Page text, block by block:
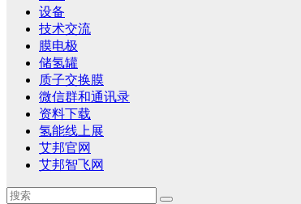
设备
技术交流
膜电极
储氢罐
质子交换膜
微信群和通讯录
资料下载
氢能线上展
艾邦官网
艾邦智飞网